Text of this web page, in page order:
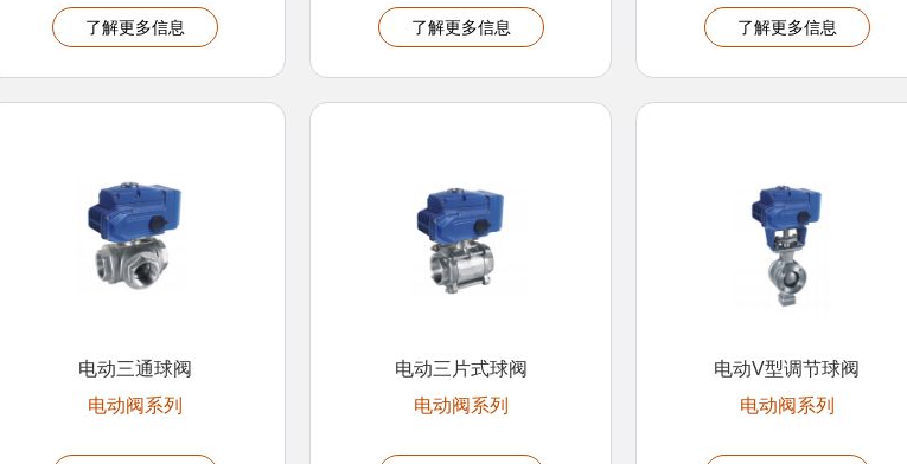
了解更多信息 了解更多信息 了解更多信息
电动三通球阀
电动阀系列
电动三片式球阀
电动阀系列
电动V型调节球阀
电动阀系列